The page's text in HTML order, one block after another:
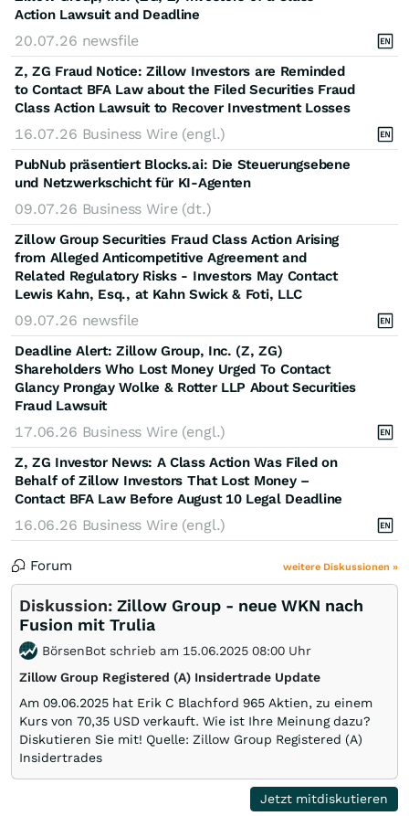
Action Lawsuit and Deadline
20.07.26 newsfile
Z, ZG Fraud Notice: Zillow Investors are Reminded
to Contact BFA Law about the Filed Securities Fraud
Class Action Lawsuit to Recover Investment Losses
16.07.26 Business Wire (engl.)
PubNub präsentiert Blocks.ai: Die Steuerungsebene
und Netzwerkschicht für KI-Agenten
09.07.26 Business Wire (dt.)
Zillow Group Securities Fraud Class Action Arising
from Alleged Anticompetitive Agreement and
Related Regulatory Risks - Investors May Contact
Lewis Kahn, Esq., at Kahn Swick & Foti, LLC
09.07.26 newsfile
Deadline Alert: Zillow Group, Inc. (Z, ZG)
Shareholders Who Lost Money Urged To Contact
Glancy Prongay Wolke & Rotter LLP About Securities
Fraud Lawsuit
17.06.26 Business Wire (engl.)
Z, ZG Investor News: A Class Action Was Filed on
Behalf of Zillow Investors That Lost Money –
Contact BFA Law Before August 10 Legal Deadline
16.06.26 Business Wire (engl.)
Forum weitere Diskussionen »
Diskussion: Zillow Group - neue WKN nach
Fusion mit Trulia
BörsenBot schrieb am 15.06.2025 08:00 Uhr
Zillow Group Registered (A) Insidertrade Update
Am 09.06.2025 hat Erik C Blachford 965 Aktien, zu einem
Kurs von 70,35 USD verkauft. Wie ist Ihre Meinung dazu?
Diskutieren Sie mit! Quelle: Zillow Group Registered (A)
Insidertrades
Jetzt mitdiskutieren